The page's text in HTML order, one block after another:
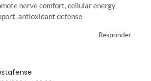
nerve comfort, cellular energy
antioxidant defense
Responder